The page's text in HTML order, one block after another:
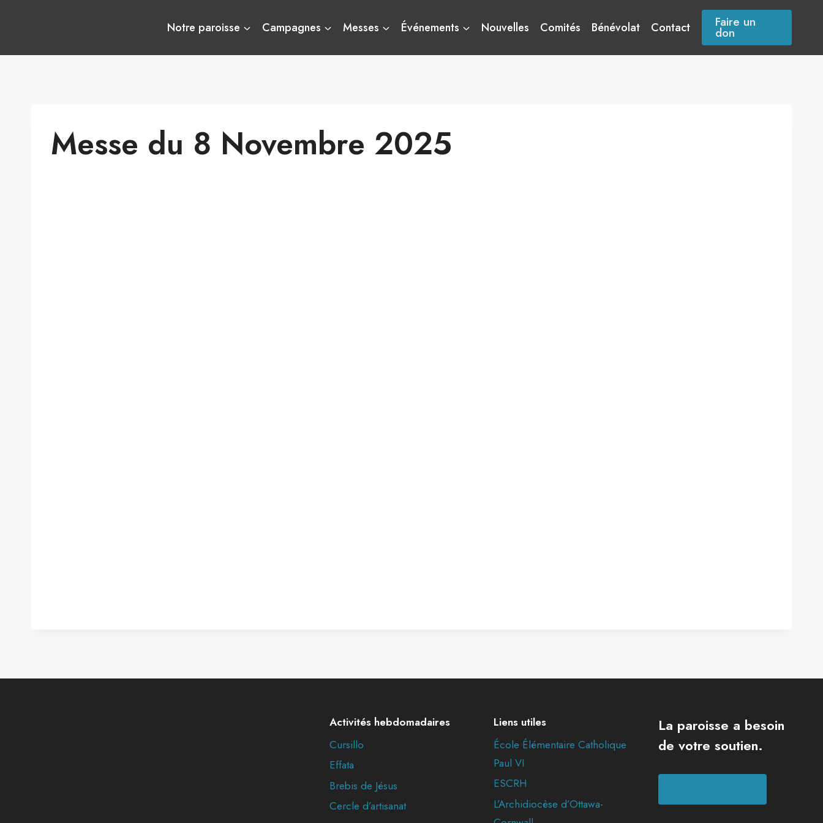
Notre paroisse Campagnes Messes Événements Nouvelles Comités Bénévolat Contact Faire un
don
Messe du 8 Novembre 2025
Activités hebdomadaires
Cursillo
Effata
Brebis de Jésus
Cercle d’artisanat
Liens utiles
École Élémentaire Catholique
Paul VI
ESCRH
L’Archidiocèse d’Ottawa-
La paroisse a besoin
de votre soutien.